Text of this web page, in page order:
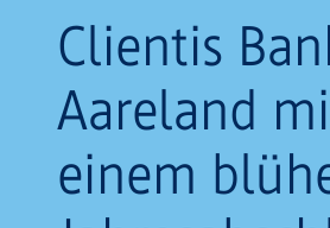
Clientis
Aareland
einem